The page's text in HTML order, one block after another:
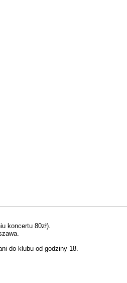
koncertu 80zł).
do klubu od godziny 18.